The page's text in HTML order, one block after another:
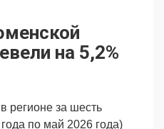
на 5,2%
регионе за шесть
по май 2026 года)